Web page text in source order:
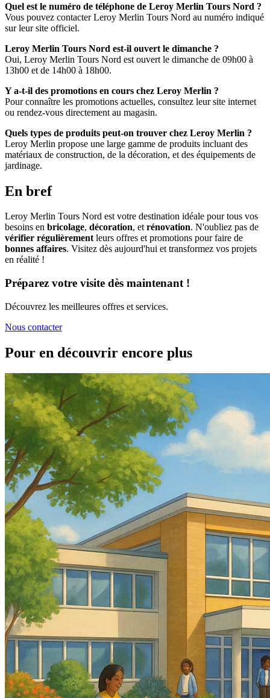
Quel est le numéro de téléphone de Leroy Merlin Tours Nord ?
Vous pouvez contacter Leroy Merlin Tours Nord au numéro indiqué
sur leur site officiel.
Leroy Merlin Tours Nord est-il ouvert le dimanche ?
Oui, Leroy Merlin Tours Nord est ouvert le dimanche de 09h00 à
13h00 et de 14h00 à 18h00.
Y a-t-il des promotions en cours chez Leroy Merlin ?
Pour connaître les promotions actuelles, consultez leur site internet
ou rendez-vous directement au magasin.
Quels types de produits peut-on trouver chez Leroy Merlin ?
Leroy Merlin propose une large gamme de produits incluant des
matériaux de construction, de la décoration, et des équipements de
jardinage.
En bref
Leroy Merlin Tours Nord est votre destination idéale pour tous vos
besoins en bricolage, décoration, etrénovation. N'oubliez pas de
vérifier régulièrementleurs offres et promotions pour faire de
bonnes affaires. Visitez dès aujourd'hui et transformez vos projets
en réalité !
Préparez votre visite dès maintenant !
Découvrez les meilleures offres et services.
Nous contacter
Pour en découvrir encore plus